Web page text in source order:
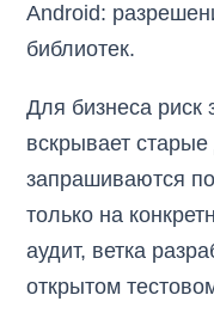
Android:
библиотек.
Для бизнеса риск
вскрывает
запрашиваются
только на
аудит, ветка
открытом